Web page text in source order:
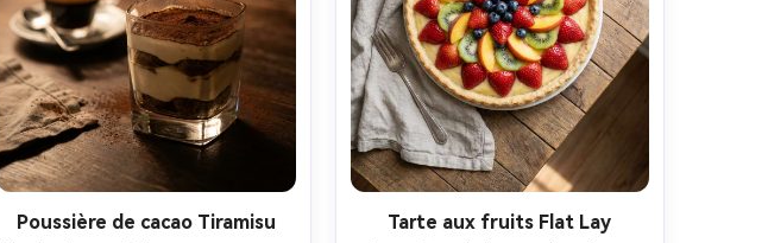
Poussière de cacao Tiramisu Tarte aux fruits Flat Lay